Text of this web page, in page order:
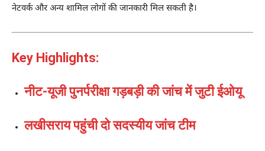
नेटवर्क और अन्य शामिल लोगों की जानकारी मिल सकती है।
Key Highlights:
नीट-यूजी पुनर्परीक्षा गड़बड़ी की जांच में जुटी ईओयू
लखीसराय पहुंची दो सदस्यीय जांच टीम